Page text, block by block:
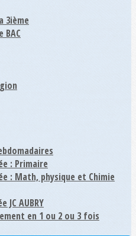
3ième
: Primaire
: Math, physique et Chimie
JC AUBRY
en 1 ou 2 ou 3 fois